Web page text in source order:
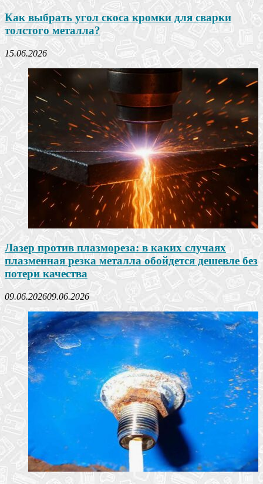
Как выбрать угол скоса кромки для сварки
толстого металла?
15.06.2026
Лазер против плазмореза: в каких случаях
плазменная резка металла обойдется дешевле без
потери качества
09.06.202609.06.2026